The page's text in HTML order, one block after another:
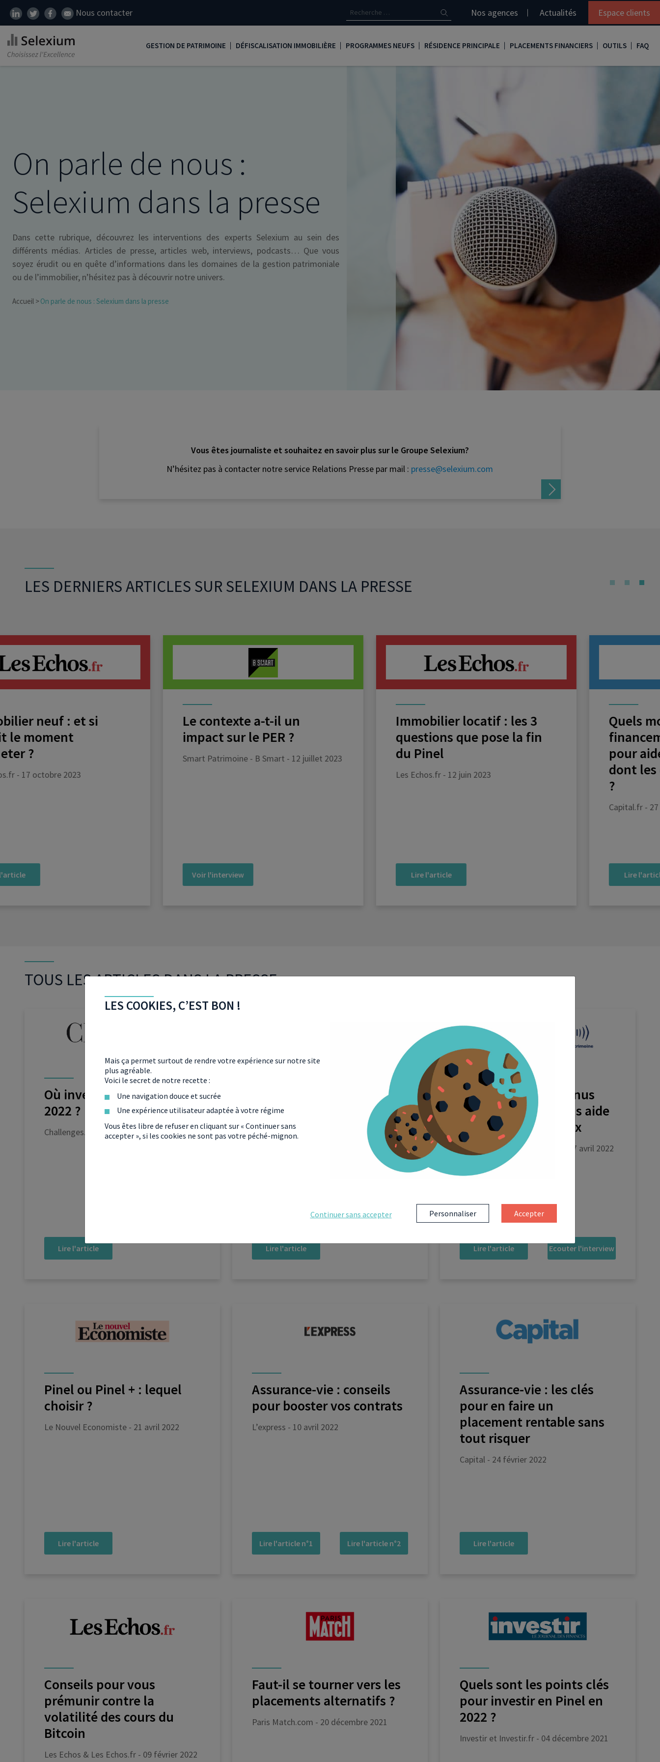
Nous contacter Nos agences Actualités Espace clients
GESTION DE PATRIMOINE
Protéger ses proches
Comment placer son argent
Dirigeant d’entreprise
Conseils fiscalité d’entreprise
DÉFISCALISATION IMMOBILIÈRE
Loi Malraux
Loi Cosse
Déficit foncier
Loi Pinel
PROGRAMMES NEUFS RÉSIDENCE PRINCIPALE
Les meilleurs taux
Assurance de prêt immobilier
Renégocier son crédit immobilier
PLACEMENTS FINANCIERS
PERP
Loi Madelin
SCPI
FCPI
FIP
Bourse
Cryptomonnaie
OUTILS
Simulation prêt immobilier
Nos vidéos
Nos Podcasts
FAQ
On parle de nous :
Selexium dans la presse
Dans cette rubrique, découvrez les interventions des experts Selexium au sein des
différents médias. Articles de presse, articles web, interviews, podcasts… Que vous
soyez érudit ou en quête d’informations dans les domaines de la gestion patrimoniale
ou de l’immobilier, n’hésitez pas à découvrir notre univers.
Accueil On parle de nous : Selexium dans la presse
Vous êtes journaliste et souhaitez en savoir plus sur le Groupe Selexium?
N’hésitez pas à contacter notre service Relations Presse par mail : presse@selexium.com
LES DERNIERS ARTICLES SUR SELEXIUM DANS LA PRESSE
Le contexte a-t-il un
impact sur le PER ?
Smart Patrimoine - B Smart - 12 juillet 2023
Immobilier locatif : les 3
questions que pose la fin
du Pinel
Quels modes de
financement alternatifs
pour aider les emprunteurs
dont les dossiers bloquent
TOUS LES ARTICLES DANS LA PRESSE
Où investir en Pinel en
2022 ?
Challenges.fr - 10 juin 2022
Lire l'article
Investissement immobilier
en bord de mer : attention
aux risques futurs !
Lire l'article
Déclaration de revenus
2022 : Selexium vous aide
à faire les bons choix
Capital et Radio Patrimoine - 27 avril 2022
Lire l'article Ecouter l'interview
Pinel ou Pinel + : lequel
choisir ?
Le Nouvel Economiste - 21 avril 2022
Lire l'article
Assurance-vie : conseils
pour booster vos contrats
L’express - 10 avril 2022
Lire l'article n°1 Lire l'article n°2
Assurance-vie : les clés
pour en faire un
placement rentable sans
tout risquer
Capital - 24 février 2022
Lire l'article
Conseils pour vous
prémunir contre la
volatilité des cours du
Bitcoin
Les Echos & Les Echos.fr - 09 février 2022
Faut-il se tourner vers les
placements alternatifs ?
Paris Match.com - 20 décembre 2021
Quels sont les points clés
pour investir en Pinel en
2022 ?
Investir et Investir.fr - 04 décembre 2021
LES COOKIES, C’EST BON !
Mais ça permet surtout de rendre votre expérience sur notre site
plus agréable.
Voici le secret de notre recette :
Une navigation douce et sucrée
Une expérience utilisateur adaptée à votre régime
Vous êtes libre de refuser en cliquant sur « Continuer sans
accepter », si les cookies ne sont pas votre péché-mignon.
Continuer sans accepter Personnaliser Accepter